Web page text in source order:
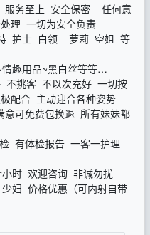
服务至上 安全保密 任何意
理 一切为安全负责
特 护士 白领 萝莉 空姐 等
情趣用品~黑白丝等等…
不挑客 不以次充好 一切按
配合 主动迎合各种姿势
意可免费包换退 所有妹妹都
有体检报告 一客一护理
时 欢迎咨询 非诚勿扰
妇 价格优惠（可内射自带